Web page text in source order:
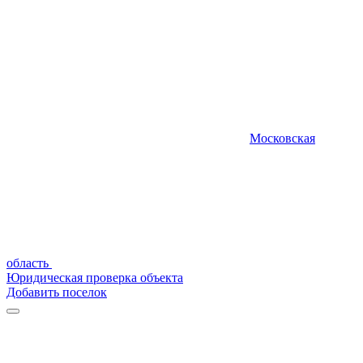
Московская
область
Юридическая проверка объекта
Добавить поселок